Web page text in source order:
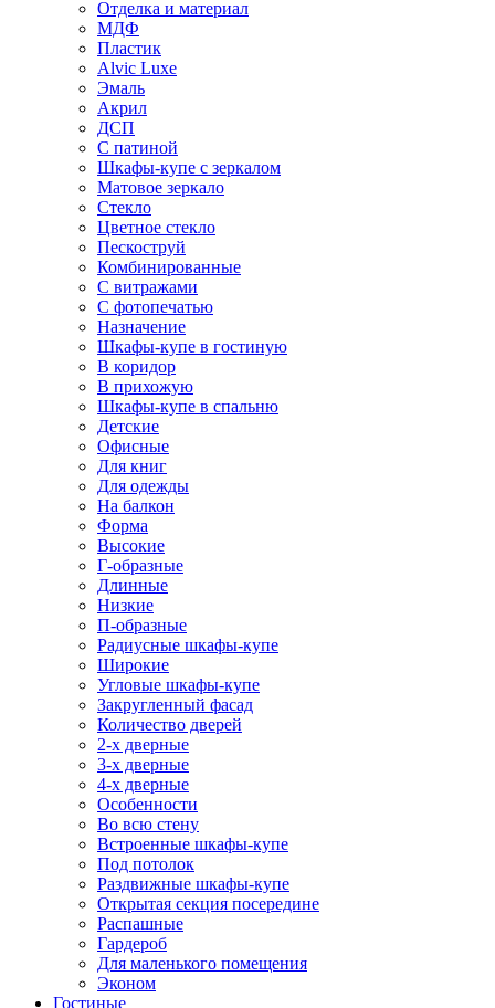
Отделка и материал
МДФ
Пластик
Alvic Luxe
Эмаль
Акрил
ДСП
С патиной
Шкафы-купе с зеркалом
Матовое зеркало
Стекло
Цветное стекло
Пескоструй
Комбинированные
С витражами
С фотопечатью
Назначение
Шкафы-купе в гостиную
В коридор
В прихожую
Шкафы-купе в спальню
Детские
Офисные
Для книг
Для одежды
На балкон
Форма
Высокие
Г-образные
Длинные
Низкие
П-образные
Радиусные шкафы-купе
Широкие
Угловые шкафы-купе
Закругленный фасад
Количество дверей
2-х дверные
3-х дверные
4-х дверные
Особенности
Во всю стену
Встроенные шкафы-купе
Под потолок
Раздвижные шкафы-купе
Открытая секция посередине
Распашные
Гардероб
Для маленького помещения
Эконом
Гостиные